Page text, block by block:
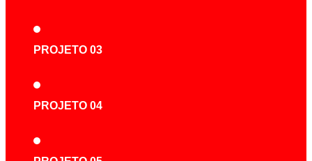
PROJETO 03
PROJETO 04